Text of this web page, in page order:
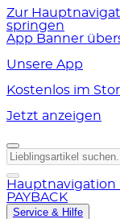
Zur
springen
App Banner
Unsere App
Kostenlos im
Jetzt anzeigen
PAYBACK
Service & Hilfe